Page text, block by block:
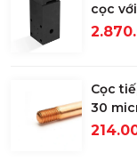
cọc
Cọc
30